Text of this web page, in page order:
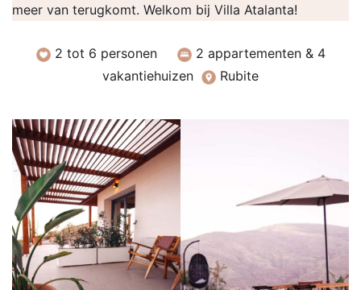
meer van terugkomt. Welkom bij Villa Atalanta!
2 tot 6 personen
2 appartementen & 4
vakantiehuizen
Rubite